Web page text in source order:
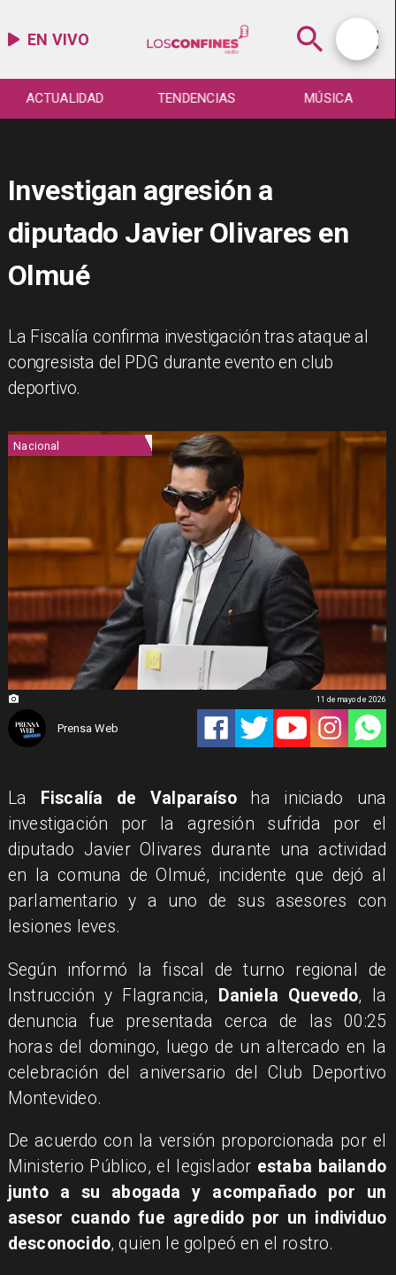
EN VIVO
ACTUALIDAD TENDENCIAS MÚSICA
Investigan agresión a
diputado Javier Olivares en
Olmué
La Fiscalía confirma investigación tras ataque al
congresista del PDG durante evento en club
deportivo.
Nacional
Prensa Web
11 de mayo de 2026
La Fiscalía de Valparaísoha iniciado una
investigación por la agresión sufrida por el
diputado Javier Olivares durante una actividad
en la comuna de Olmué, incidente que dejó al
parlamentario y a uno de sus asesores con
lesiones leves.
Según informó la fiscal de turno regional de
Instrucción y Flagrancia,
Daniela Quevedo, la
denuncia fue presentada cerca de las 00:25
horas del domingo, luego de un altercado en la
celebración del aniversario del Club Deportivo
Montevideo.
De acuerdo con la versión proporcionada por el
Ministerio Público, el legislador estaba bailando
junto a su abogada y acompañado por un
asesor cuando fue agredido por un individuo
desconocido, quien le golpeó en el rostro.